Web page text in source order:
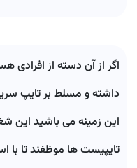
اگر از آن دسته از افرادی
داشته و مسلط بر تایپ
این زمینه می باشید این
تایپیست ها موظفند تا با